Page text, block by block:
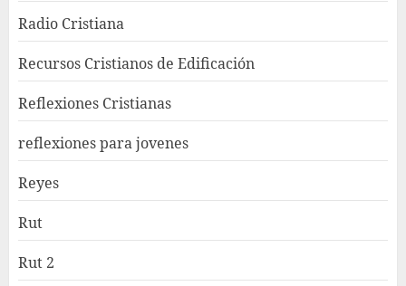
Radio Cristiana
Recursos Cristianos de Edificación
Reflexiones Cristianas
reflexiones para jovenes
Reyes
Rut
Rut 2